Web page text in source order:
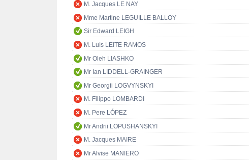
M. Jacques LE NAY
Mme Martine LEGUILLE BALLOY
Sir Edward LEIGH
M. Luís LEITE RAMOS
Mr Oleh LIASHKO
Mr Ian LIDDELL-GRAINGER
Mr Georgii LOGVYNSKYI
M. Filippo LOMBARDI
M. Pere LÓPEZ
Mr Andrii LOPUSHANSKYI
M. Jacques MAIRE
Mr Alvise MANIERO